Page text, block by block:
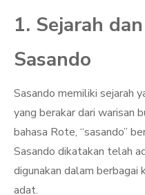
1. Sejarah
Sasando
Sasando memiliki sejarah
yang berakar dari warisan
bahasa Rote, “sasando”
Sasando dikatakan telah
digunakan dalam berbagai
adat.